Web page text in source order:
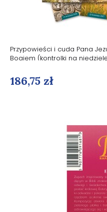
Przypowieści i cuda Pana
Bogiem (kontrolki na
186,75 zł